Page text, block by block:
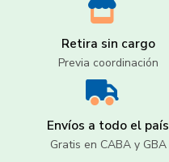
Retira sin cargo
Previa coordinación
Envíos a todo el país
Gratis en CABA y GBA